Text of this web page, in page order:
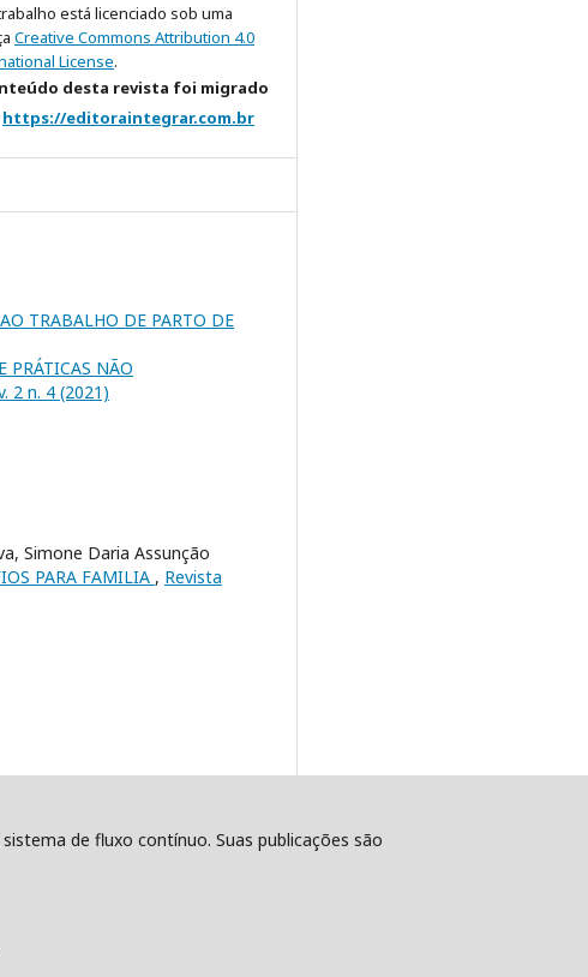
está licenciado sob uma
Creative Commons Attribution 4.0
License.
desta revista foi migrado
https://editoraintegrar.com.br
TRABALHO DE PARTO DE
PRÁTICAS NÃO
2 n. 4 (2021)
Simone Daria Assunção
PARA FAMILIA , Revista
de fluxo contínuo. Suas publicações são